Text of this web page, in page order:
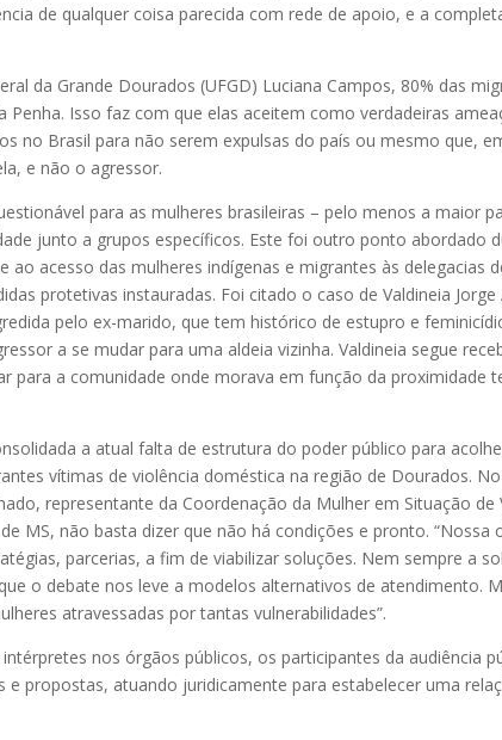
de qualquer coisa parecida com rede de apoio, e a
da Grande Dourados (UFGD) Luciana Campos, 80% das
Penha. Isso faz com que elas aceitem como verdadeiras
no Brasil para não serem expulsas do país ou mesmo que,
e não o agressor.
para as mulheres brasileiras – pelo menos a maior
junto a grupos específicos. Este foi outro ponto abordado
ao acesso das mulheres indígenas e migrantes às delegacias
protetivas instauradas. Foi citado o caso de Valdineia Jorge
pelo ex-marido, que tem histórico de estupro e
a se mudar para uma aldeia vizinha. Valdineia segue
para a comunidade onde morava em função da proximidade
a atual falta de estrutura do poder público para
vítimas de violência doméstica na região de Dourados.
representante da Coordenação da Mulher em Situação de
MS, não basta dizer que não há condições e pronto. “Nossa
parcerias, a fim de viabilizar soluções. Nem sempre a
o debate nos leve a modelos alternativos de atendimento.
atravessadas por tantas vulnerabilidades”.
nos órgãos públicos, os participantes da audiência
e propostas, atuando juridicamente para estabelecer uma